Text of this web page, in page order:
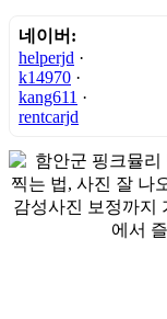
네이버:
helperjd ·
k14970 ·
kang611 ·
rentcarjd